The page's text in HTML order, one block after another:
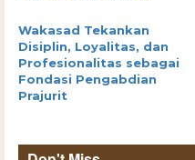
Wakasad Tekankan
Disiplin, Loyalitas, dan
Profesionalitas sebagai
Fondasi Pengabdian
Prajurit